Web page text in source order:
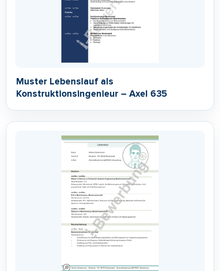
Muster Lebenslauf als
Konstruktionsingenieur – Axel 635